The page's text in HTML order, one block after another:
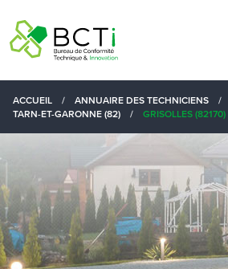
ACCUEIL / ANNUAIRE DES TECHNICIENS
/
TARN-ET-GARONNE (82)
/ GRISOLLES (82170)